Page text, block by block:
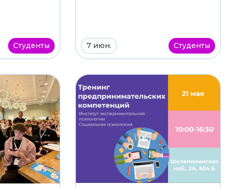
Студенты 7 июн. Студенты